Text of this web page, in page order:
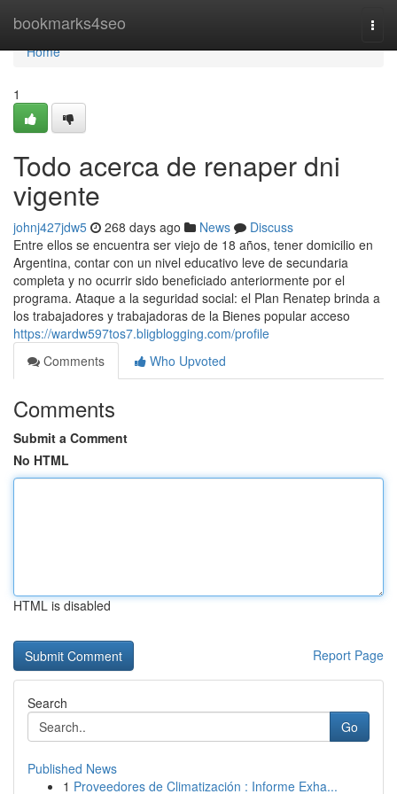
bookmarks4seo
Home
Home
1
Todo acerca de renaper dni
vigente
johnj427jdw5 268 days ago News
Discuss
Entre ellos se encuentra ser viejo de 18 años, tener domicilio en
Argentina, contar con un nivel educativo leve de secundaria
completa y no ocurrir sido beneficiado anteriormente por el
programa. Ataque a la seguridad social: el Plan Renatep brinda a
los trabajadores y trabajadoras de la Bienes popular acceso
https://wardw597tos7.bligblogging.com/profile
Comments
Who Upvoted
Comments
Submit a Comment
No HTML
HTML is disabled
Report Page
Search
Go
Published News
1 Proveedores de Climatización : Informe Exha...